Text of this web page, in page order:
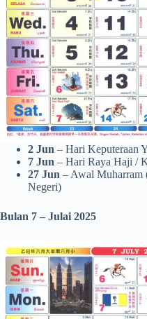
2 Jun – Hari Keputeraan
7 Jun – Hari Raya Haji /
27 Jun – Awal Muharram
Negeri)
Bulan 7 – Julai 2025